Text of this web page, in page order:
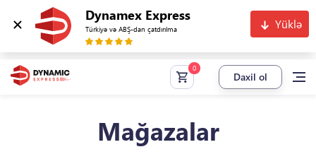
Dynamex Express
Türkiyə və ABŞ-dan çatdırılma Yüklə
Daxil ol
Mağazalar